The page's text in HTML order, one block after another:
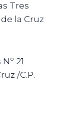
Tres
la Cruz
21
/C.P.